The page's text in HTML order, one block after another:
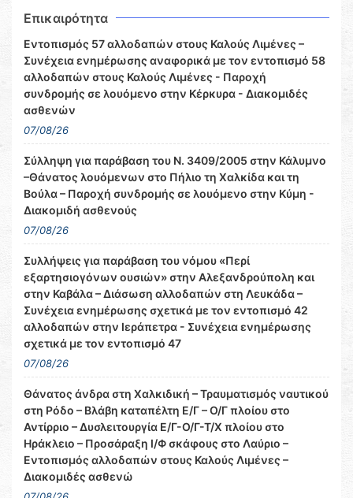
Επικαιρότητα
Εντοπισμός 57 αλλοδαπών στους Καλούς Λιμένες –
Συνέχεια ενημέρωσης αναφορικά με τον εντοπισμό 58
αλλοδαπών στους Καλούς Λιμένες - Παροχή
συνδρομής σε λουόμενο στην Κέρκυρα - Διακομιδές
ασθενών
07/08/26
Σύλληψη για παράβαση του Ν. 3409/2005 στην Κάλυμνο
–Θάνατος λουόμενων στο Πήλιο τη Χαλκίδα και τη
Βούλα – Παροχή συνδρομής σε λουόμενο στην Κύμη -
Διακομιδή ασθενούς
07/08/26
Συλλήψεις για παράβαση του νόμου «Περί
εξαρτησιογόνων ουσιών» στην Αλεξανδρούπολη και
στην Καβάλα – Διάσωση αλλοδαπών στη Λευκάδα –
Συνέχεια ενημέρωσης σχετικά με τον εντοπισμό 42
αλλοδαπών στην Ιεράπετρα - Συνέχεια ενημέρωσης
σχετικά με τον εντοπισμό 47
07/08/26
Θάνατος άνδρα στη Χαλκιδική – Τραυματισμός ναυτικού
στη Ρόδο – Βλάβη καταπέλτη Ε/Γ – Ο/Γ πλοίου στο
Αντίρριο – Δυσλειτουργία Ε/Γ-Ο/Γ-Τ/Χ πλοίου στο
Ηράκλειο – Προσάραξη Ι/Φ σκάφους στο Λαύριο –
Εντοπισμός αλλοδαπών στους Καλούς Λιμένες –
Διακομιδές ασθενώ